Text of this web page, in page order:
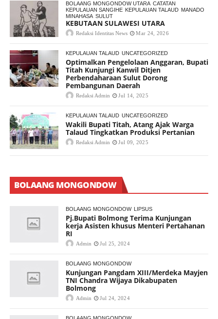
BOLAANG MONGONDOW UTARA CATATAN
KEPULAUAN SANGIHE KEPULAUAN TALAUD MANADO
MINAHASA SULUT
KEBUTAAN SULAWESI UTARA
Redaksi Identitas News Mar 24, 2026
KEPULAUAN TALAUD UNCATEGORIZED
Optimalkan Pengelolaan Anggaran, Bupati
Titah Kunjungi Kanwil Ditjen
Perbendaharaan Sulut Dorong
Pembangunan Daerah
Redaksi Admin Jul 14, 2025
KEPULAUAN TALAUD UNCATEGORIZED
Wakili Bupati Titah, Atang Ajak Warga
Talaud Tingkatkan Produksi Pertanian
Redaksi Admin Jul 09, 2025
BOLAANG MONGONDOW
BOLAANG MONGONDOW LIPSUS
Pj.Bupati Bolmong Terima Kunjungan
kerja Asisten khusus Menteri Pertahanan
RI
Admin Jul 25, 2024
BOLAANG MONGONDOW
Kunjungan Pangdam XIII/Merdeka Mayjen
TNI Chandra Wijaya Dikabupaten
Bolmong
Admin Jul 24, 2024